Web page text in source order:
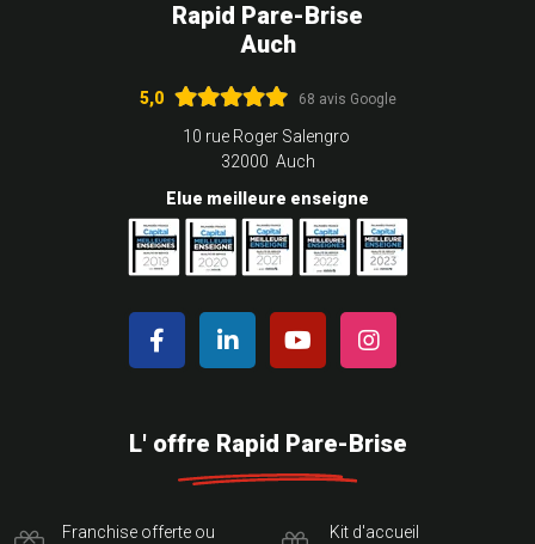
Rapid Pare-Brise
Auch
5,0 68 avis Google
10 rue Roger Salengro
32000 Auch
Elue meilleure enseigne
L' offre Rapid Pare-Brise
Franchise offerte ou
Kit d'accueil